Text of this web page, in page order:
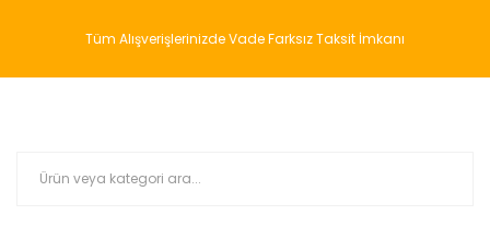
Tüm Alışverişlerinizde Vade Farksız Taksit İmkanı